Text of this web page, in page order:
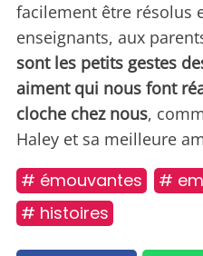
facilement être résolus
enseignants, aux
sont les petits gestes
aiment qui nous font
cloche chez nous,
Haley et sa meilleure
# émouvantes
#
# histoires